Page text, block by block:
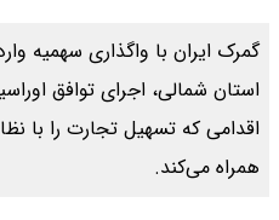
گمرک ایران با واگذاری سهمیه
استان شمالی، اجرای توافق
اقدامی که تسهیل تجارت را با
همراه می‌کند.